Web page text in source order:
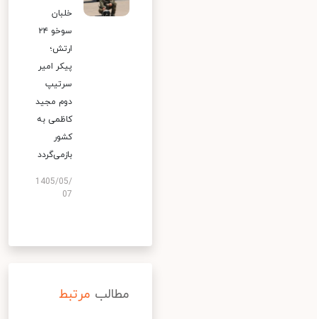
خلبان
سوخو ۲۴
ارتش؛
پیکر امیر
سرتیپ
دوم مجید
کاظمی به
کشور
بازمی‌گردد
1405/05/
07
مطالب مرتبط